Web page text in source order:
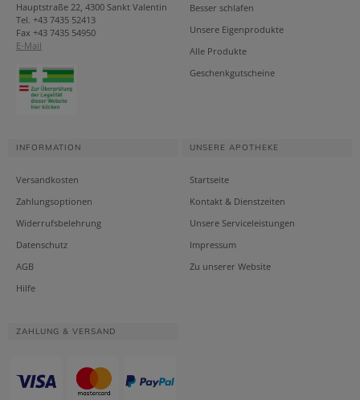
Hauptstraße 22, 4300 Sankt Valentin
Tel. +43 7435 52413
Fax +43 7435 54950
E-Mail
Besser schlafen
Unsere Eigenprodukte
Alle Produkte
Geschenkgutscheine
INFORMATION
Versandkosten
Zahlungsoptionen
Widerrufsbelehrung
Datenschutz
AGB
Hilfe
UNSERE APOTHEKE
Startseite
Kontakt & Dienstzeiten
Unsere Serviceleistungen
Impressum
Zu unserer Website
ZAHLUNG & VERSAND